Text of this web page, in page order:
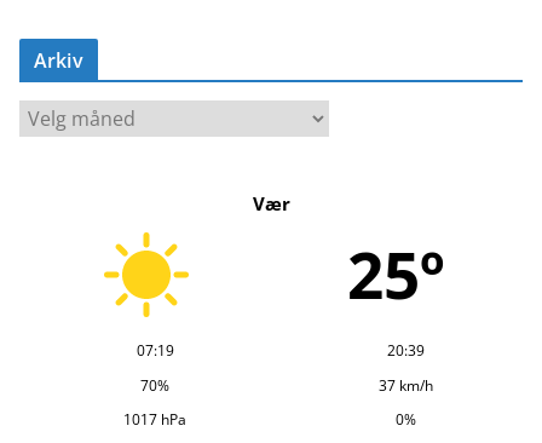
Arkiv
A
r
Vær
25º
07:19
20:39
70%
37 km/h
1017 hPa
0%